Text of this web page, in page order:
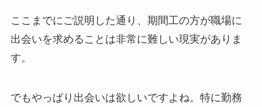
ここまでにご説明した通り、期間工の方が職場に
出会いを求めることは非常に難しい現実がありま
す。
でもやっぱり出会いは欲しいですよね。特に勤務